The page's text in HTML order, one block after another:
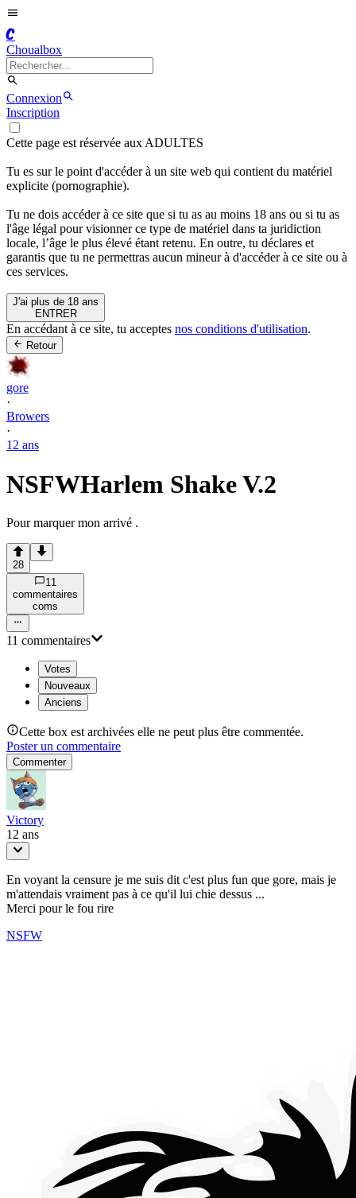
C
Choualbox
Connexion
Inscription
Cette page est réservée aux ADULTES
Tu es sur le point d'accéder à un site web qui contient du matériel
explicite (pornographie).
Tu ne dois accéder à ce site que si tu as au moins 18 ans ou si tu as
l'âge légal pour visionner ce type de matériel dans ta juridiction
locale, l’âge le plus élevé étant retenu. En outre, tu déclares et
garantis que tu ne permettras aucun mineur à d'accéder à ce site ou à
ces services.
J'ai plus de 18 ans
ENTRER
En accédant à ce site, tu acceptes nos conditions d'utilisation.
Retour
gore
·
Browers
·
12 ans
NSFWHarlem Shake V.2
Pour marquer mon arrivé .
28
11
commentaires
coms
11 commentaires
Votes
Nouveaux
Anciens
Cette box est archivées elle ne peut plus être commentée.
Poster un commentaire
Commenter
Victory
12 ans
En voyant la censure je me suis dit c'est plus fun que gore, mais je
m'attendais vraiment pas à ce qu'il lui chie dessus ...
Merci pour le fou rire
NSFW